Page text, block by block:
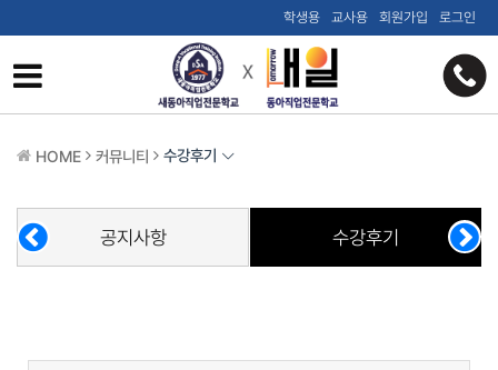
학생용 교사용 회원가입 로그인
HOME 커뮤니티 수강후기
공지사항 수강후기